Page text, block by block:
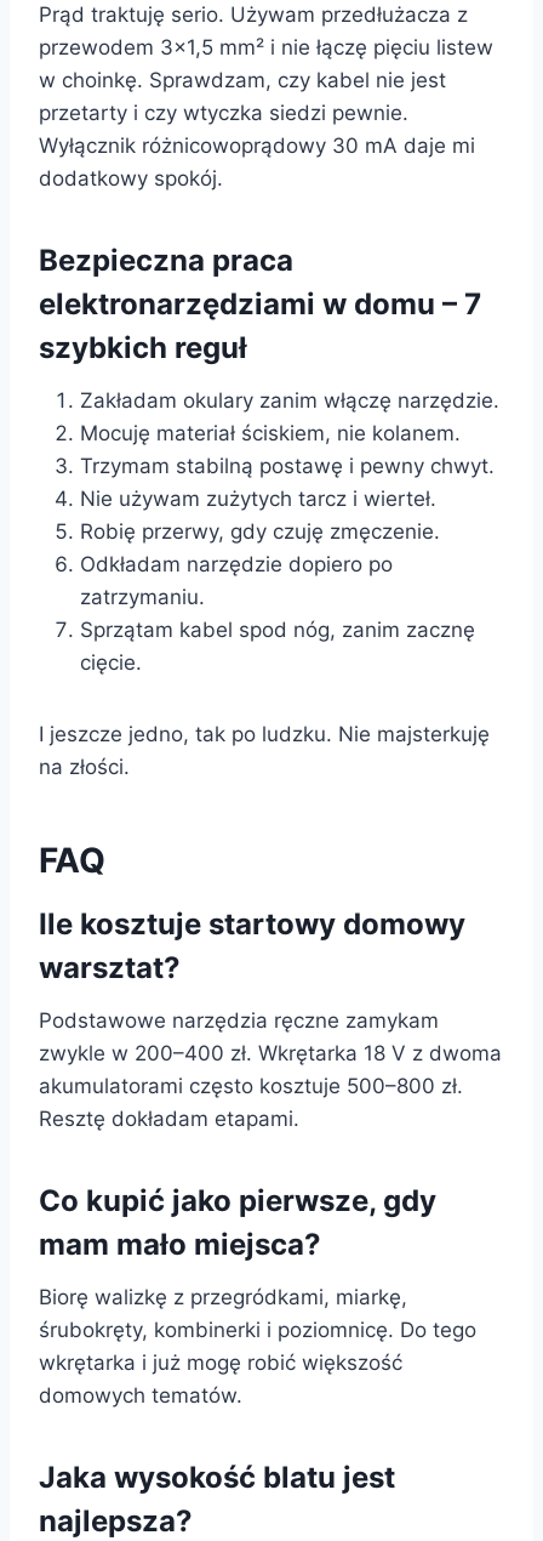
Prąd traktuję serio. Używam przedłużacza z
przewodem 3×1,5 mm² i nie łączę pięciu listew
w choinkę. Sprawdzam, czy kabel nie jest
przetarty i czy wtyczka siedzi pewnie.
Wyłącznik różnicowoprądowy 30 mA daje mi
dodatkowy spokój.
Bezpieczna praca
elektronarzędziami w domu – 7
szybkich reguł
Zakładam okulary zanim włączę narzędzie.
Mocuję materiał ściskiem, nie kolanem.
Trzymam stabilną postawę i pewny chwyt.
Nie używam zużytych tarcz i wierteł.
Robię przerwy, gdy czuję zmęczenie.
Odkładam narzędzie dopiero po
zatrzymaniu.
Sprzątam kabel spod nóg, zanim zacznę
cięcie.
I jeszcze jedno, tak po ludzku. Nie majsterkuję
na złości.
FAQ
Ile kosztuje startowy domowy
warsztat?
Podstawowe narzędzia ręczne zamykam
zwykle w 200–400 zł. Wkrętarka 18 V z dwoma
akumulatorami często kosztuje 500–800 zł.
Resztę dokładam etapami.
Co kupić jako pierwsze, gdy
mam mało miejsca?
Biorę walizkę z przegródkami, miarkę,
śrubokręty, kombinerki i poziomnicę. Do tego
wkrętarka i już mogę robić większość
domowych tematów.
Jaka wysokość blatu jest
najlepsza?